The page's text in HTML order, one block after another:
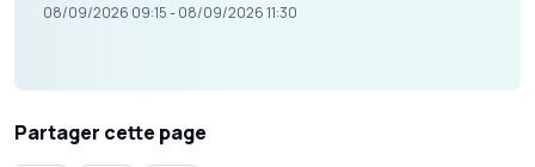
08/09/2026 09:15 - 08/09/2026 11:30
Partager cette page